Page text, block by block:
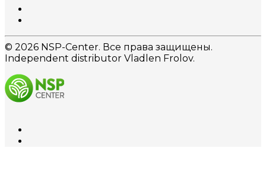
© 2026 NSP-Center. Все права защищены.
Independent distributor Vladlen Frolov.